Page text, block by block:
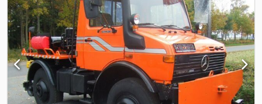
моточасы:31 133 h , Оборудование:
компрессор, кран,
прицепное устройство, регистрация автомобиля,
регистрация грузовика,